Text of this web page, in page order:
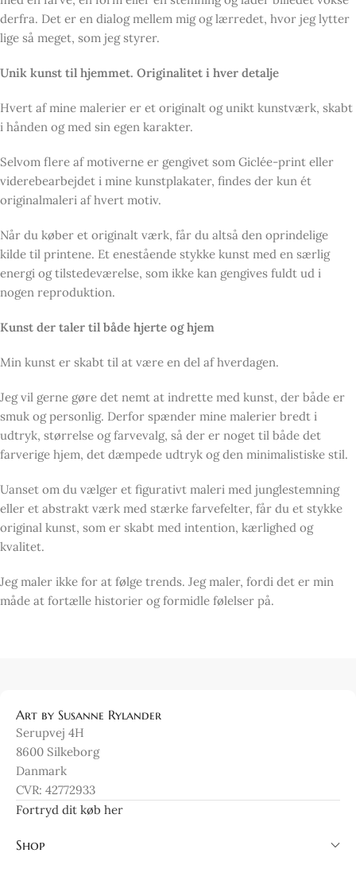
derfra. Det er en dialog mellem mig og lærredet, hvor jeg lytter
lige så meget, som jeg styrer.
Unik kunst til hjemmet. Originalitet i hver detalje
Hvert af mine malerier er et originalt og unikt kunstværk, skabt
i hånden og med sin egen karakter.
Selvom flere af motiverne er gengivet som Giclée-print eller
viderebearbejdet i mine kunstplakater, findes der kun ét
originalmaleri af hvert motiv.
Når du køber et originalt værk, får du altså den oprindelige
kilde til printene. Et enestående stykke kunst med en særlig
energi og tilstedeværelse, som ikke kan gengives fuldt ud i
nogen reproduktion.
Kunst der taler til både hjerte og hjem
Min kunst er skabt til at være en del af hverdagen.
Jeg vil gerne gøre det nemt at indrette med kunst, der både er
smuk og personlig. Derfor spænder mine malerier bredt i
udtryk, størrelse og farvevalg, så der er noget til både det
farverige hjem, det dæmpede udtryk og den minimalistiske stil.
Uanset om du vælger et figurativt maleri med junglestemning
eller et abstrakt værk med stærke farvefelter, får du et stykke
original kunst, som er skabt med intention, kærlighed og
kvalitet.
Jeg maler ikke for at følge trends. Jeg maler, fordi det er min
måde at fortælle historier og formidle følelser på.
Art by Susanne Rylander
Serupvej 4H
8600 Silkeborg
Danmark
CVR: 42772933
Fortryd dit køb her
Shop